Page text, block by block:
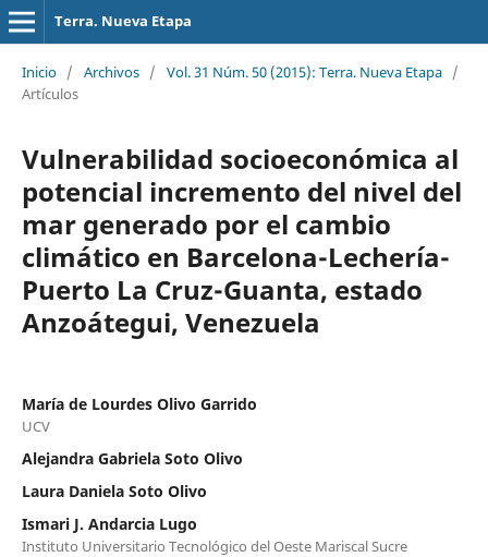
Terra. Nueva Etapa
Inicio / Archivos / Vol. 31 Núm. 50 (2015): Terra. Nueva Etapa /
Artículos
Vulnerabilidad socioeconómica al
potencial incremento del nivel del
mar generado por el cambio
climático en Barcelona-Lechería-
Puerto La Cruz-Guanta, estado
Anzoátegui, Venezuela
María de Lourdes Olivo Garrido
UCV
Alejandra Gabriela Soto Olivo
Laura Daniela Soto Olivo
Ismari J. Andarcia Lugo
Instituto Universitario Tecnológico del Oeste Mariscal Sucre